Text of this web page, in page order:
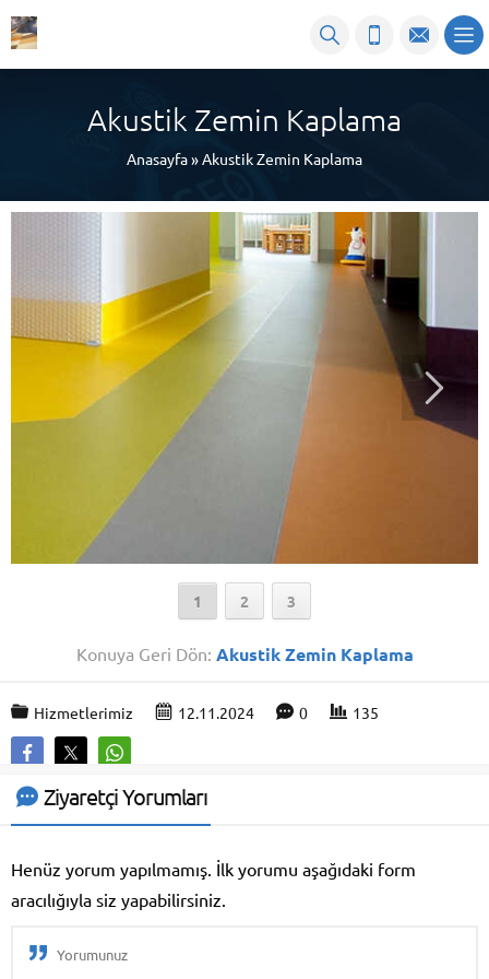
Akustik Zemin Kaplama
Anasayfa»Akustik Zemin Kaplama
1 2 3
Konuya Geri Dön: Akustik Zemin Kaplama
Hizmetlerimiz 12.11.2024 0 135
Ziyaretçi Yorumları
Henüz yorum yapılmamış. İlk yorumu aşağıdaki form
aracılığıyla siz yapabilirsiniz.